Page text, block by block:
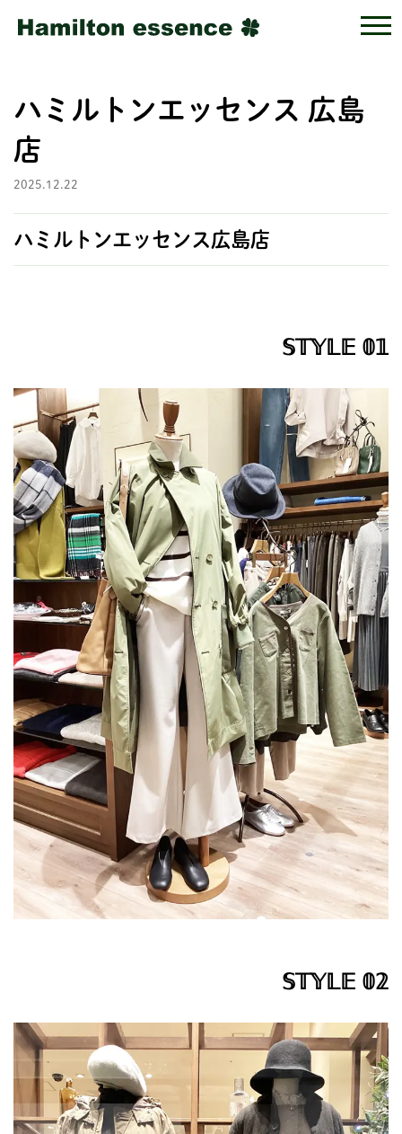
ハミルトンエッセンス 広島
店
2025.12.22
ハミルトンエッセンス広島店
𝕊𝕋𝕐𝕃𝔼 𝟘𝟙
𝕊𝕋𝕐𝕃𝔼 𝟘𝟚